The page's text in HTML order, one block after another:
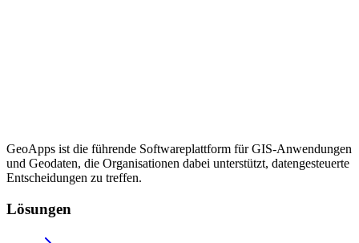
GeoApps ist die führende Softwareplattform für GIS-Anwendungen
und Geodaten, die Organisationen dabei unterstützt, datengesteuerte
Entscheidungen zu treffen.
Lösungen